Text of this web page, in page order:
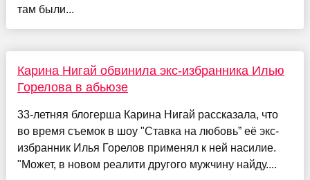
там были...
Карина Нигай обвинила экс-избранника Илью
Горелова в абьюзе
33-летняя блогерша Карина Нигай рассказала, что
во время съемок в шоу "Ставка на любовь” её экс-
избранник Илья Горелов применял к ней насилие.
"Может, в новом реалити другого мужчину найду....